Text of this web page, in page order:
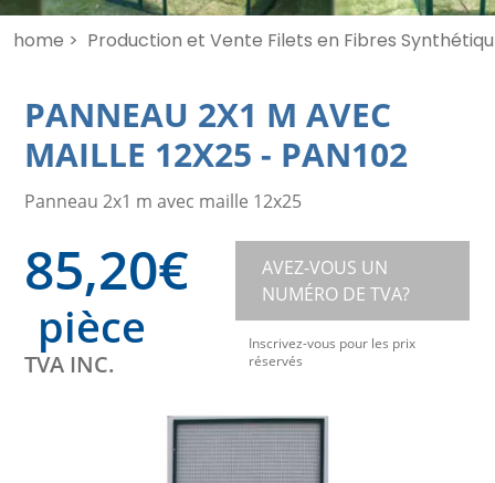
home > Production et Vente Filets en Fibres
PANNEAU 2X1 M AVEC
MAILLE 12X25 - PAN102
Panneau 2x1 m avec maille 12x25
85,20€
pièce
TVA INC.
AVEZ-VOUS UN
NUMÉRO DE TVA?
Inscrivez-vous pour les prix
réservés